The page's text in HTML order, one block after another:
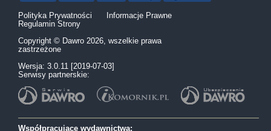
Polityka Prywatności
Informacje Prawne
Regulamin Strony
Copyright © Dawro 2026, wszelkie prawa
zastrzeżone
Wersja: 3.0.11 [2019-07-03]
Serwisy partnerskie:
Współpracujące wydawnictwa: